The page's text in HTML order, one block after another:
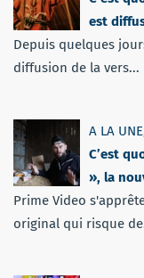
est
Depuis quelques
diffusion de la vers...
A LA UNE
C’est
», la
Prime Video
original qui risque